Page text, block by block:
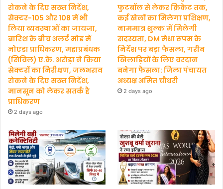
रोकने के दिए सख्त निर्देश,
सेक्टर-105 और 108 में भी
लिया व्यवस्थाओं का जायजा,
बारिश के बीच अलर्ट मोड में
नोएडा प्राधिकरण, महाप्रबंधक
(सिविल) ए.के. अरोड़ा ने किया
सेक्टरों का निरीक्षण, जलभराव
रोकने के दिए सख्त निर्देश,
मानसून को लेकर सतर्क है
प्राधिकरण
2 days ago
फुटबॉल से लेकर क्रिकेट तक,
कई खेलों का मिलेगा प्रशिक्षण,
नाममात्र शुल्क में मिलेगी
सदस्यता, DM मेधा रूपम के
निर्देश पर बड़ा फैसला, गरीब
खिलाड़ियों के लिए वरदान
बनेगा फैसला: जिला पंचायत
अध्यक्ष अमित चौधरी
2 days ago